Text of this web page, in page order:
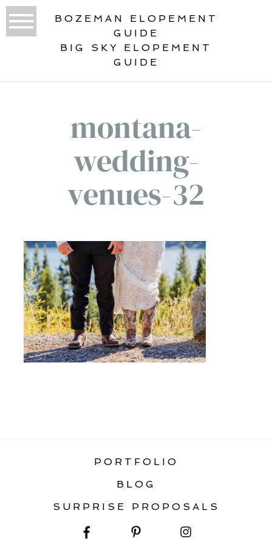
BOZEMAN ELOPEMENT
GUIDE
BIG SKY ELOPEMENT
GUIDE
montana-
wedding-
venues-32
PORTFOLIO
BLOG
SURPRISE PROPOSALS